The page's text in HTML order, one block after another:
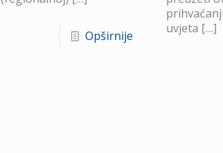
Opširnije
uvjeta […]